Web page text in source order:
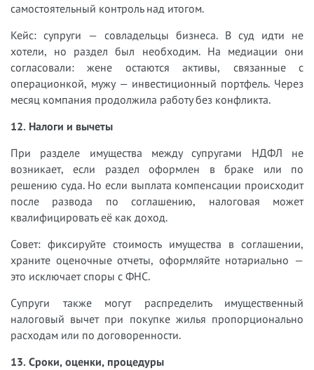
самостоятельный контроль над итогом.
Кейс: супруги — совладельцы бизнеса. В суд идти не
хотели, но раздел был необходим. На медиации они
согласовали: жене остаются активы, связанные с
операционкой, мужу — инвестиционный портфель. Через
месяц компания продолжила работу без конфликта.
12. Налоги и вычеты
При разделе имущества между супругами НДФЛ не
возникает, если раздел оформлен в браке или по
решению суда. Но если выплата компенсации происходит
после развода по соглашению, налоговая может
квалифицировать её как доход.
Совет: фиксируйте стоимость имущества в соглашении,
храните оценочные отчеты, оформляйте нотариально —
это исключает споры с ФНС.
Супруги также могут распределить имущественный
налоговый вычет при покупке жилья пропорционально
расходам или по договоренности.
13. Сроки, оценки, процедуры